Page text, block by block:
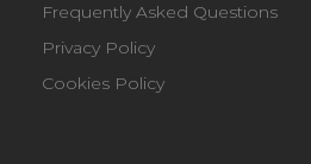
Frequently Asked Questions
Privacy Policy
Cookies Policy